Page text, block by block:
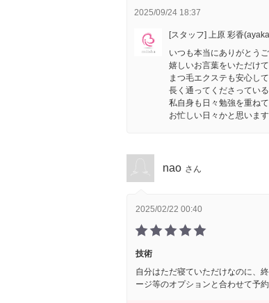
2025/09/24 18:37
[スタッフ] 上原 彩香
いつも本当にありがとうご
嬉しいお言葉をいただけ
まつ毛エクステも安心し
長く通ってくださってい
私自身も日々勉強を重ね
お忙しい日々かと思いま
nao さん
2025/02/22 00:40
技術
自分はただ寝ていただけなのに、
ージ等のオプションと合わせて予